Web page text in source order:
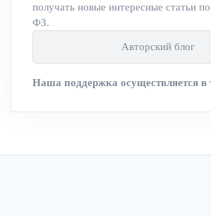
получать новые интересные статьи
ФЗ.
Авторский блог
Наша поддержка осуществляется в